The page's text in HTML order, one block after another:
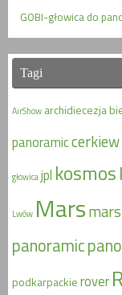
GOBI-głowica do
Tagi
AirShow archidiecezja
panoramiccerkiew
głowicajpl kosmos
Lwów Mars
panoramic
podkarpackierover